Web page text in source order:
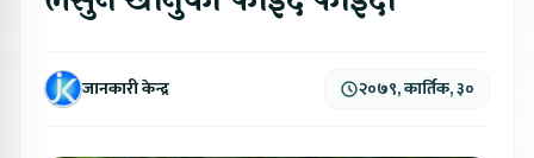
जानकारी केन्द्र २०७९, कार्तिक, ३०